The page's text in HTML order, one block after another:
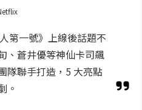
第一號》上線後話題不
、蒼井優等神仙卡司飆
隊聯手打造，5 大亮點
。